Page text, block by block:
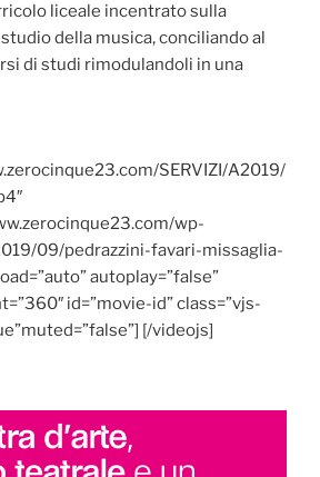
liceale incentrato sulla
della musica, conciliando al
di studi rimodulandoli in una
SERVIZI/A2019/
wp-
09/pedrazzini-favari-missaglia-
autoplay=”false”
id=”movie-id” class=”vjs-
[/videojs]